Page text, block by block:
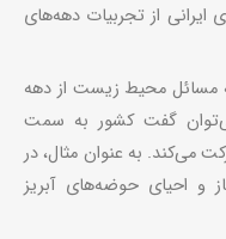
از تجربیات دهه‌های
مسائل محیط‌ زیست از دهه
می‌توان گفت کشور به سمت
می‌کند. به عنوان مثال، در
و احیای حوضه‌های آبریز